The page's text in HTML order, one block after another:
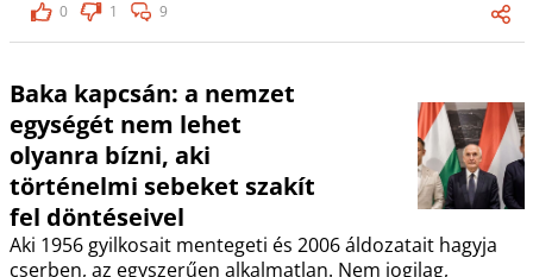
0
1 9
Baka kapcsán: a nemzet
egységét nem lehet
olyanra bízni, aki
történelmi sebeket szakít
fel döntéseivel
Aki 1956 gyilkosait mentegeti és 2006 áldozatait hagyja
cserben, az egyszerűen alkalmatlan. Nem jogilag,